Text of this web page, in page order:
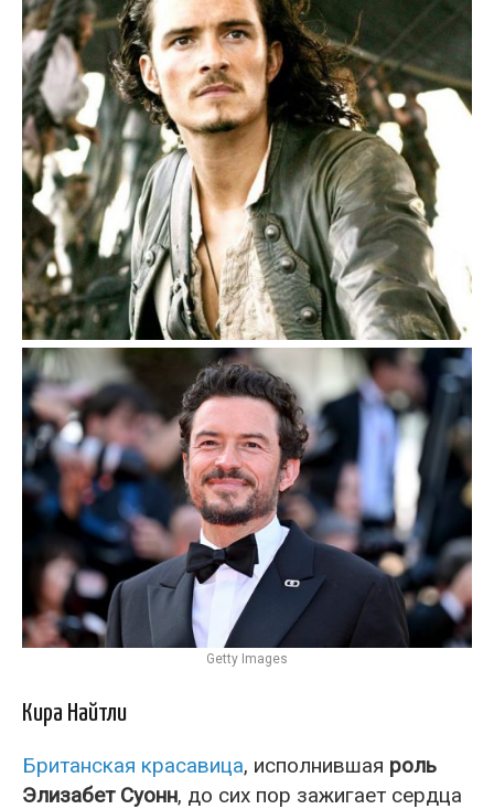
Getty Images
Кира Найтли
Британская красавица, исполнившая роль
Элизабет Суонн, до сих пор зажигает сердца